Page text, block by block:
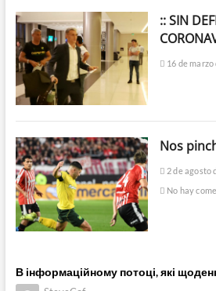
:: SIN
16 de marzo
Nos
2 de agosto
No hay
В інформаційному потоці, які